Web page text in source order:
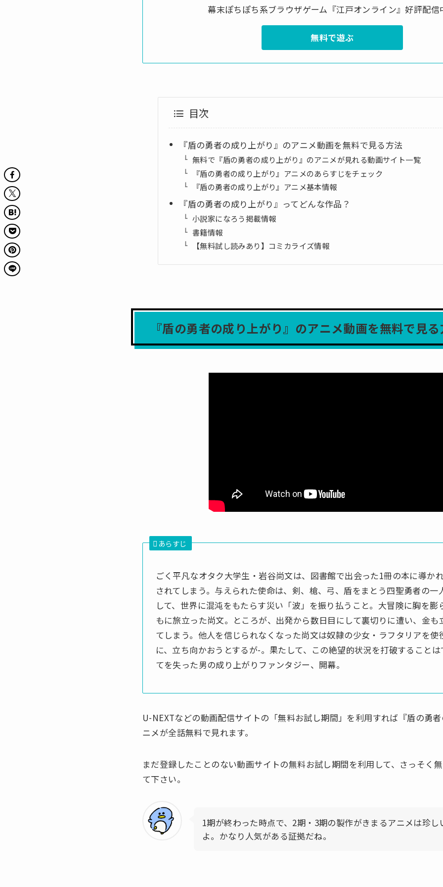
幕末ぽちぽち系ブラウザゲーム『江戸オンライン』好評配信
無料で遊ぶ
目次
『盾の勇者の成り上がり』のアニメ動画を無料で見る方法
無料で『盾の勇者の成り上がり』のアニメが見れる動画サイト一覧
『盾の勇者の成り上がり』アニメのあらすじをチェック
『盾の勇者の成り上がり』アニメ基本情報
『盾の勇者の成り上がり』ってどんな作品？
小説家になろう掲載情報
書籍情報
【無料試し読みあり】コミカライズ情報
『盾の勇者の成り上がり』のアニメ動画を無料で見
あらすじ
ごく平凡なオタク大学生・岩谷尚文は、図書館で出会った1冊の本に導か
されてしまう。与えられた使命は、剣、槍、弓、盾をまとう四聖勇者の一
して、世界に混沌をもたらす災い「波」を振り払うこと。大冒険に胸を膨
もに旅立った尚文。ところが、出発から数日目にして裏切りに遭い、金も
てしまう。他人を信じられなくなった尚文は奴隷の少女・ラフタリアを使
に、立ち向かおうとするが-。果たして、この絶望的状況を打破すること
てを失った男の成り上がりファンタジー、開幕。
U-NEXTなどの動画配信サイトの「無料お試し期間」を利用すれば『盾の勇
ニメが全話無料で見れます。
まだ登録したことのない動画サイトの無料お試し期間を利用して、さっそく
て下さい。
1期が終わった時点で、2期・3期の製作がきまるアニメは珍し
よ。かなり人気がある証拠だね。